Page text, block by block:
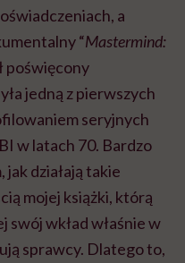
a
“Mastermind:
poświęcony
jedną z pierwszych
seryjnych
w latach 70. Bardzo
jak działają takie
mojej książki, którą
swój wkład właśnie w
sprawcy. Dlatego to,